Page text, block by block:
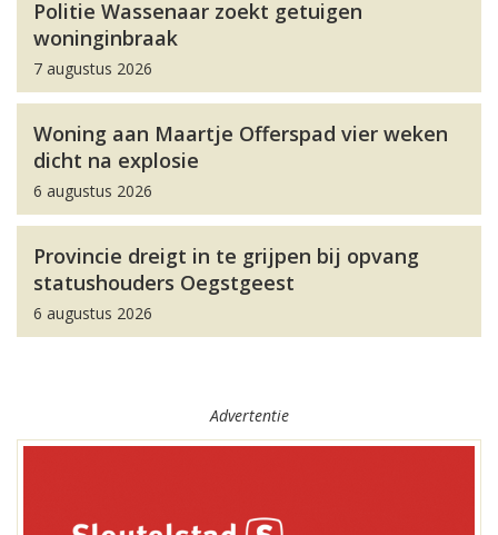
Politie Wassenaar zoekt getuigen
woninginbraak
7 augustus 2026
Woning aan Maartje Offerspad vier weken
dicht na explosie
6 augustus 2026
Provincie dreigt in te grijpen bij opvang
statushouders Oegstgeest
6 augustus 2026
Advertentie